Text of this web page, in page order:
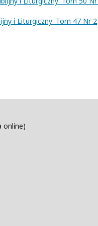
i Liturgiczny: Tom 47 Nr 2
online)